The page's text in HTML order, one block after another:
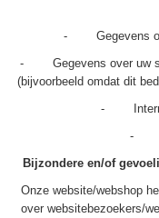
- Gegevens
- Gegevens over uw
(bijvoorbeeld omdat dit
-
-
Bijzondere en/of
Onze website/webshop
over websitebezoekers/